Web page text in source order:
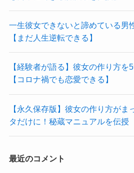
一生彼女できないと諦めている男
【まだ人生逆転できる】
【経験者が語る】彼女の作り方を
【コロナ禍でも恋愛できる】
【永久保存版】彼女の作り方がま
タだけに！秘蔵マニュアルを伝授
最近のコメント